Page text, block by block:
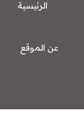
الرئيسية
عن الموقع